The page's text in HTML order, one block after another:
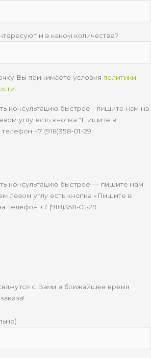
и в каком количестве?
Вы принимаете условия политики
консультацию быстрее - пишите нам на
углу есть кнопка "Пишите в
+7 (918)358-01-29
консультацию быстрее — пишите нам
левом углу есть кнопка «Пишите в
телефон +7 (918)358-01-29
с Вами в ближайшее время